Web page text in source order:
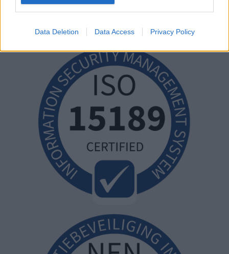
Data Deletion Data Access Privacy Policy